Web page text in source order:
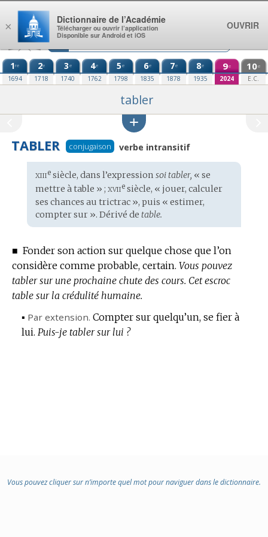
Aller au contenu
1re
1694
2e
1718
3e
1740
4e
1762
5e
1798
6e
1835
7e
1878
8e
1935
9e
2024
10e
E.C.
tabler
TABLER conjugaison verbe intransitif
Étymologie
:
xiiiesiècle, dans l’expression soi tabler, « se
mettre à table » ; xviiesiècle, « jouer, calculer
ses chances au trictrac », puis « estimer,
compter sur ». Dérivé de table.
■ Fonder son action sur quelque chose que l’on
considère comme probable, certain. Vous pouvez
tabler sur une prochaine chute des cours. Cet escroc
table sur la crédulité humaine.
▪ Par extension. Compter sur quelqu’un, se fier à
lui. Puis-je tabler sur lui ?
Vous pouvez cliquer sur n’importe quel mot pour naviguer dans le dictionnaire.
×
Dictionnaire de l’Académie
Télécharger ou ouvrir l’application
Disponible sur Android et iOS
OUVRIR